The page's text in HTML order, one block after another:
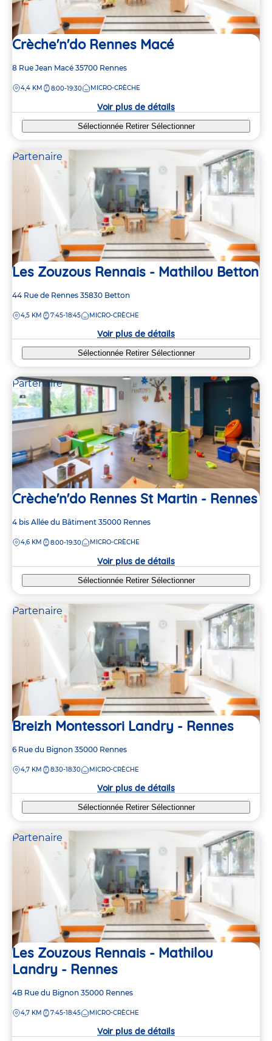
Crèche'n'do Rennes Macé
Adresse
la
8 Rue Jean Macé 35700 Rennes
DISTANCE
4,4 KM 8:00-19:30 MICRO-CRÈCHE
Voir plus de détails
Sélectionnée Retirer Sélectionner
Partenaire
Les Zouzous Rennais - Mathilou Betton
Adresse
la
44 Rue de Rennes 35830 Betton
DISTANCE
4,5 KM 7:45-18:45 MICRO-CRÈCHE
Voir plus de détails
Sélectionnée Retirer Sélectionner
Partenaire
Crèche'n'do Rennes St Martin - Rennes
Adresse
la
4 bis Allée du Bâtiment 35000 Rennes
DISTANCE
4,6 KM 8:00-19:30 MICRO-CRÈCHE
Voir plus de détails
Sélectionnée Retirer Sélectionner
Partenaire
Breizh Montessori Landry - Rennes
Adresse
la
6 Rue du Bignon 35000 Rennes
DISTANCE
4,7 KM 8:30-18:30 MICRO-CRÈCHE
Voir plus de détails
Sélectionnée Retirer Sélectionner
Partenaire
Les Zouzous Rennais - Mathilou
Landry - Rennes
Adresse
la
4B Rue du Bignon 35000 Rennes
DISTANCE
4,7 KM 7:45-18:45 MICRO-CRÈCHE
Voir plus de détails
3
6
5
3
6
5